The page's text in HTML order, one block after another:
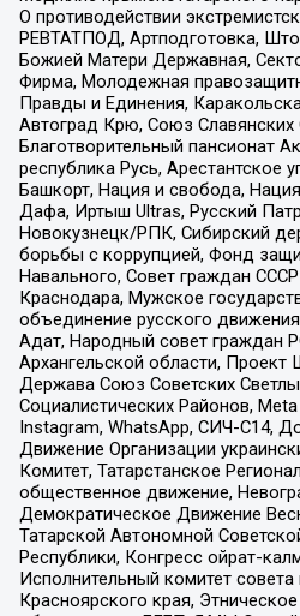
О противодействии
РЕВТАТПОД, Артподготовка,
Божией Матери Державная,
Фирма, Молодежная
Правды и Единения,
Автоград Крю, Союз Славянских
Благотворительный пансионат
республика Русь, Арестантское
Башкорт, Нация и свобода,
Дафа, Иртыш Ultras, Русский
Новокузнецк/РПК, Сибирский
борьбы с коррупцией, Фонд
Навального, Совет граждан
Краснодара, Мужское
объединение русского
Адат, Народный совет граждан
Архангельской области,
Держава Союз Советских
Социалистических Районов,
Instagram, WhatsApp, СИЧ-С14,
Движение Организации
Комитет, Татарстанское
общественное движение,
Демократическое Движение
Татарской Автономной
Республики, Конгресс ойрат-
Исполнительный комитет
Красноярского края,